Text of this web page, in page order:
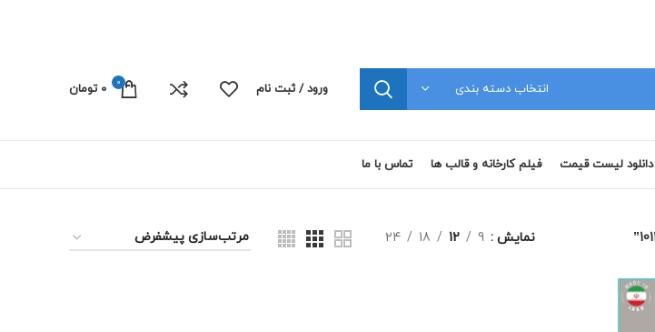
انتخاب دسته بندی ورود / ثبت نام 0
0 تومان
دانلود لیست قیمت فیلم کارخانه و قالب ها تماس با ما
نمایش 9
12
18
24